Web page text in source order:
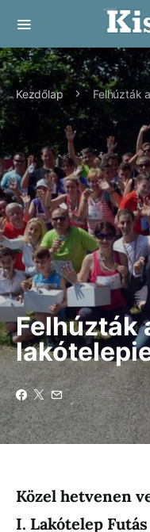
Kezdőlap Felhúzták
Felhúzták
Közel hetvenen
I. Lakótelep